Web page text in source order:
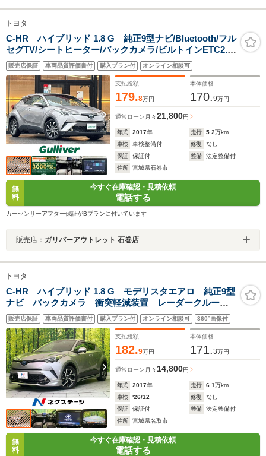
トヨタ
C-HR ハイブリッド 1.8 G 純正9型ナビ/Bluetooth/フル
セグTV/シートヒーター/バックカメラ/ビルトインETC2.0/
レーダークルーズコントロール/衝突軽減ブレーキ/ブライ
ンドスポット/ハーフレザーシート/禁煙車
販売店保証 車両品質評価書付 購入プラン付 オンライン相談可
支払総額
179.8万円
本体価格
170.9万円
通常ローン 月々21,800円
年式 2017年 走行 5.2万km
車検
車検整備付 修復
なし
保証
保証付 整備
法定整備付
住所
宮城県石巻市
無
料
今すぐ在庫確認・見積依頼
電話する
カーセンサーアフター保証がBプランに付いています
販売店： ガリバーアウトレット 石巻店
トヨタ
C-HR ハイブリッド 1.8 G モデリスタエアロ 純正9型
ナビ バックカメラ 衝突軽減装置 レーダークルー
ズ ブラインドスポットモニター ハーフレザーシー
ト ドラレコ コーナーセンサー スマートキー LED
ヘッド ETC2.0
販売店保証 車両品質評価書付 購入プラン付 オンライン相談可 360°画像付
支払総額
182.9万円
本体価格
171.3万円
通常ローン 月々 14,800円
年式 2017年 走行 6.1万km
車検
'26/12 修復
なし
保証
保証付 整備
法定整備付
住所
宮城県名取市
無
料
今すぐ在庫確認・見積依頼
電話する